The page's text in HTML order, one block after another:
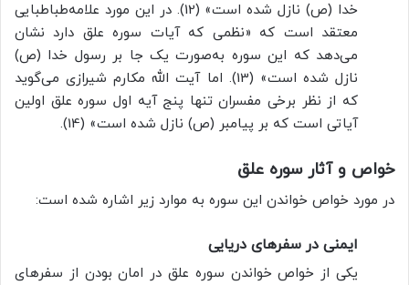
خدا (ص) نازل شده است» (12). در این مورد علامه‌طباطبایی
معتقد است که «نظمی که آیات سوره علق دارد نشان
می‌دهد که این سوره به‌صورت یک جا بر رسول خدا (ص)
نازل شده است» (13). اما آیت الله مکارم شیرازی می‌گوید
که از نظر برخی مفسران تنها پنج آیه اول سوره علق اولین
آیاتی است که بر پیامبر (ص) نازل شده است» (14).
خواص و آثار سوره علق
در مورد خواص خواندن این سوره به موارد زیر اشاره شده است:
ایمنی در سفرهای دریایی
یکی از خواص خواندن سوره علق در امان بودن از سفرهای